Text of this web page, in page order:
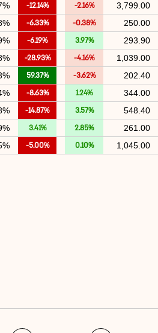
3,799.00
-2.16%
-12.14%
250.00
-0.38%
-6.33%
293.90
3.97%
-6.19%
1,039.00
-4.16%
-28.93%
202.40
-3.62%
59.37%
344.00
1.24%
-8.63%
548.40
3.57%
-14.87%
261.00
2.85%
3.41%
1,045.00
0.10%
-5.00%